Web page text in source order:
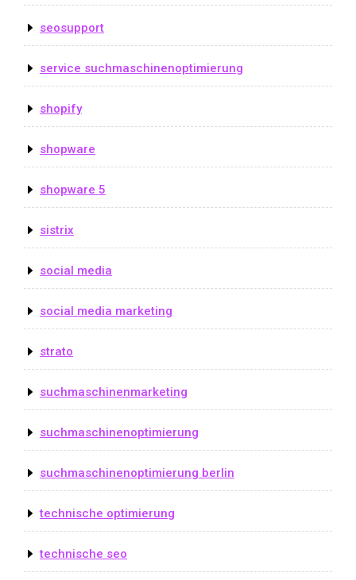
seosupport
service suchmaschinenoptimierung
shopify
shopware
shopware 5
sistrix
social media
social media marketing
strato
suchmaschinenmarketing
suchmaschinenoptimierung
suchmaschinenoptimierung berlin
technische optimierung
technische seo